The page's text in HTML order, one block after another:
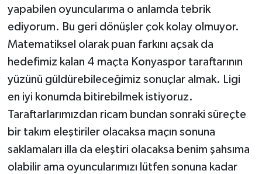
yapabilen oyuncularıma o anlamda tebrik
ediyorum. Bu geri dönüşler çok kolay olmuyor.
Matematiksel olarak puan farkını açsak da
hedefimiz kalan 4 maçta Konyaspor taraftarının
yüzünü güldürebileceğimiz sonuçlar almak. Ligi
en iyi konumda bitirebilmek istiyoruz.
Taraftarlarımızdan ricam bundan sonraki süreçte
bir takım eleştiriler olacaksa maçın sonuna
saklamaları illa da eleştiri olacaksa benim şahsıma
olabilir ama oyuncularımızı lütfen sonuna kadar